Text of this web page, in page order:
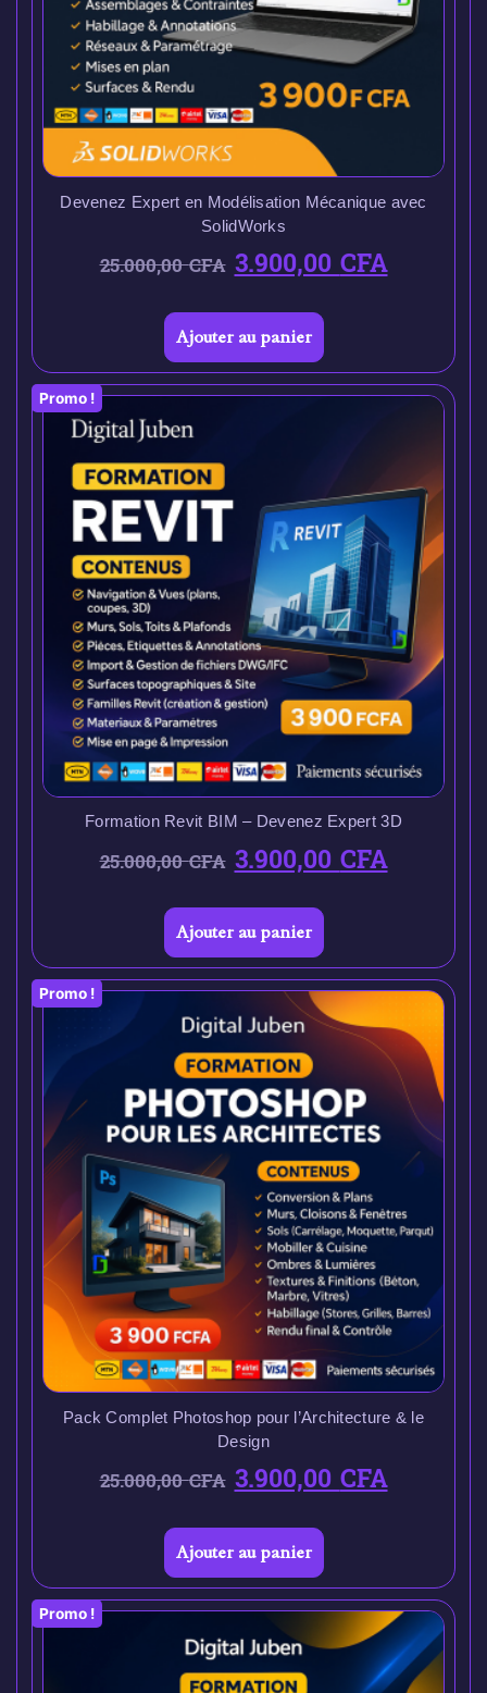
Devenez Expert en Modélisation Mécanique avec
SolidWorks
25.000,00CFA 3.900,00CFA
Ajouter au panier
Promo !
Formation Revit BIM – Devenez Expert 3D
25.000,00CFA 3.900,00CFA
Ajouter au panier
Promo !
Pack Complet Photoshop pour l’Architecture & le
Design
25.000,00CFA 3.900,00CFA
Ajouter au panier
Promo !